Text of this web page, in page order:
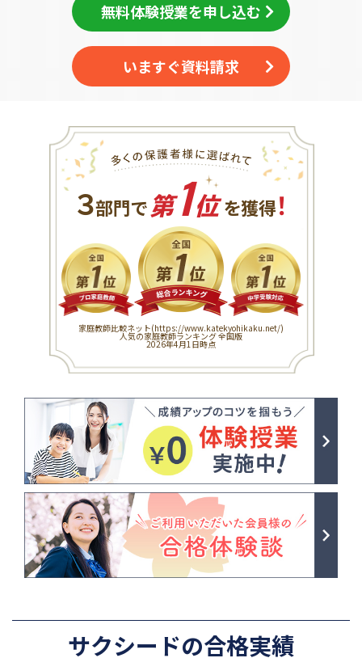
無料体験授業を申し込む
いますぐ資料請求
３部門で 第1位を獲得！
家庭教師比較ネット(https://www.katekyohikaku.net/)
人気の家庭教師ランキング 全国版
2026年4月1日時点
サクシードの合格実績